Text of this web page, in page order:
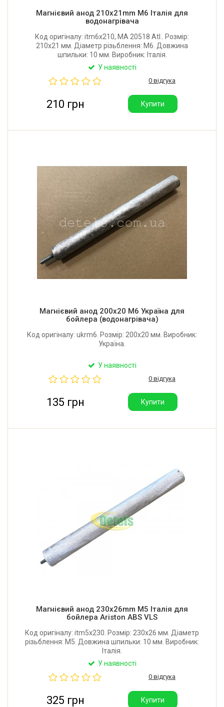
Магнієвий анод 210x21mm М6 Італія для
водонагрівача
Код оригіналу: itm6x210, МА 20518 Atl.. Розмір:
210x21 мм. Діаметр різьблення: М6. Довжина
шпильки: 10 мм. Виробник: Італія.
У наявності
0 відгука
210 грн Купити
Магнієвий анод 200x20 M6 Україна для
бойлера (водонагрівача)
Код оригіналу: ukrm6. Розмір: 200x20 мм. Виробник:
Україна.
У наявності
0 відгука
135 грн Купити
Магнієвий анод 230x26mm М5 Італія для
бойлера Ariston ABS VLS
Код оригіналу: itm5x230. Розмір: 230x26 мм. Діаметр
різьблення: М5. Довжина шпильки: 10 мм. Виробник:
Італія.
У наявності
0 відгука
325 грн Купити